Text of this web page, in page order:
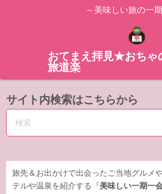
ス
ッ
～美味しい旅の一
おてまえ拝見★おちゃ
旅道楽
サイト内検索はこちらから
旅先＆お出かけで出会ったご当地グルメ
テルや温泉を紹介する『 美味しい一期一会